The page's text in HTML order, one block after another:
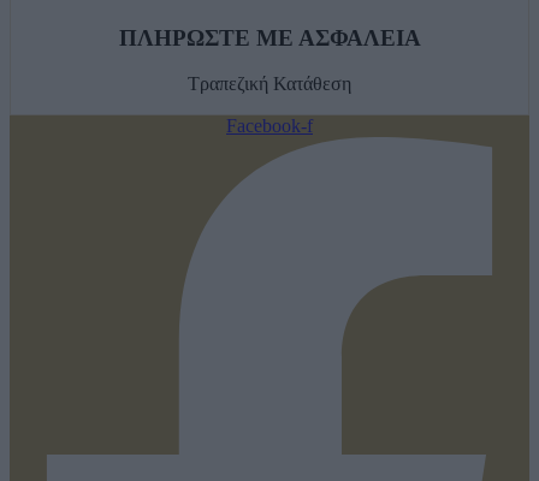
ΠΛΗΡΩΣΤΕ ΜΕ ΑΣΦΑΛΕΙΑ
Τραπεζική Κατάθεση
Facebook-f